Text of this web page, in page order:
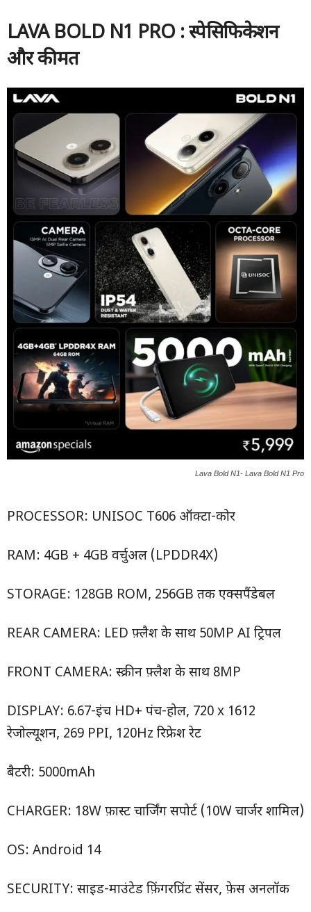
LAVA BOLD N1 PRO : स्पेसिफिकेशन
और कीमत
Lava Bold N1- Lava Bold N1 Pro
PROCESSOR: UNISOC T606 ऑक्टा-कोर
RAM: 4GB + 4GB वर्चुअल (LPDDR4X)
STORAGE: 128GB ROM, 256GB तक एक्सपैंडेबल
REAR CAMERA: LED फ़्लैश के साथ 50MP AI ट्रिपल
FRONT CAMERA: स्क्रीन फ़्लैश के साथ 8MP
DISPLAY: 6.67-इंच HD+ पंच-होल, 720 x 1612
रेजोल्यूशन, 269 PPI, 120Hz रिफ्रेश रेट
बैटरी: 5000mAh
CHARGER: 18W फ़ास्ट चार्जिंग सपोर्ट (10W चार्जर शामिल)
OS: Android 14
SECURITY: साइड-माउंटेड फ़िंगरप्रिंट सेंसर, फ़ेस अनलॉक